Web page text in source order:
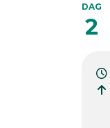
DAG
2